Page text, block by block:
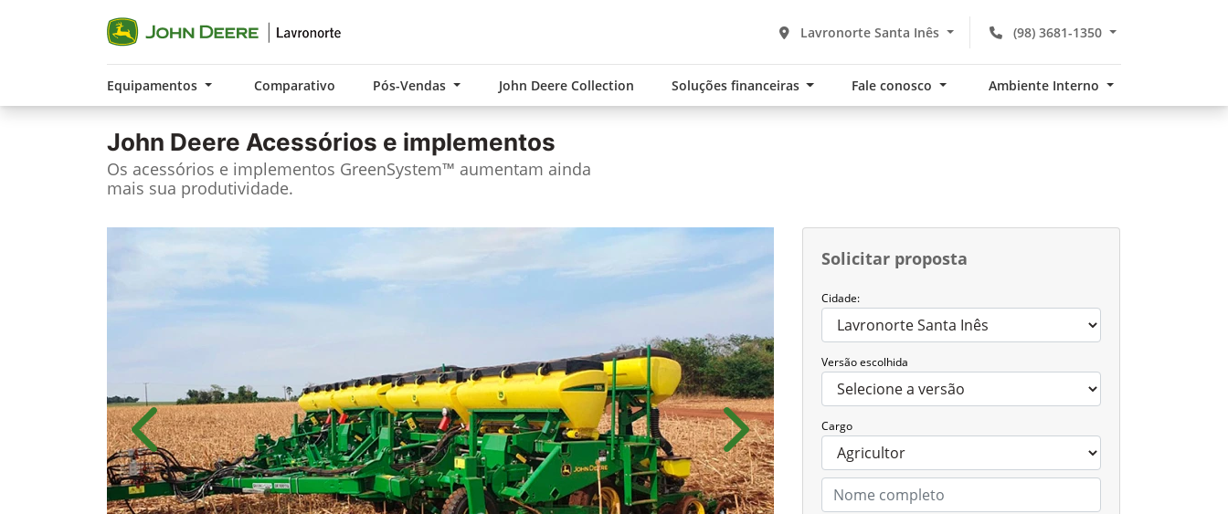
(98) 3681-1350
Lavronorte Santa Inês
Equipamentos Comparativo Pós-Vendas John Deere Collection Soluções financeiras Fale conosco Ambiente Interno
John Deere Acessórios e implementos
Os acessórios e implementos GreenSystem™ aumentam ainda
mais sua produtividade.​
Solicitar proposta
Cidade:
Versão escolhida
Cargo
Anterior Próximo